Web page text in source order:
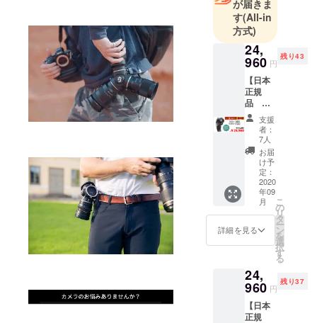
まだ日本市
場に出回っ
ていないよ
うな魅力的
な商品をお
届けするた
めに、お客
様への海外
製品ブラン
ディング、
マーケティ
ング、販売
を積極的に
行っていま
す。
また、自社
開発の製品
を日本市場
が届きま
す(All-in
方式)
24,
960 円
残り43
【日本
正規
品
Trilens
ソ
ニー
E/FEマ
ウント
用】
CAMPF
IRE 限
20%OF
F →
24960
50名様
Trilens
ソ
ニー
E/FEマ
支援
者：
7人
お届
け予
定：
2020
年09
月
詳細を見る
こ
の
リ
タ
ー
ン
を
選
択
す
る
24,
960 円
残り37
【日本
正規